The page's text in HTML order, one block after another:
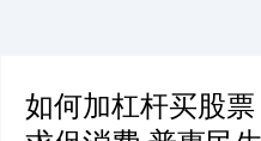
如何加杠杆买股